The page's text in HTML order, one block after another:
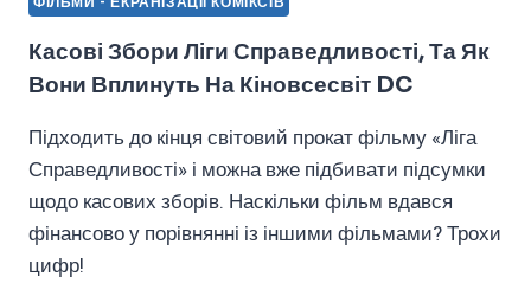
Касові Збори Ліги Справедливості, Та Як
Вони Вплинуть На Кіновсесвіт DC
Підходить до кінця світовий прокат фільму «Ліга
Справедливості» і можна вже підбивати підсумки
щодо касових зборів. Наскільки фільм вдався
фінансово у порівнянні із іншими фільмами? Трохи
цифр!